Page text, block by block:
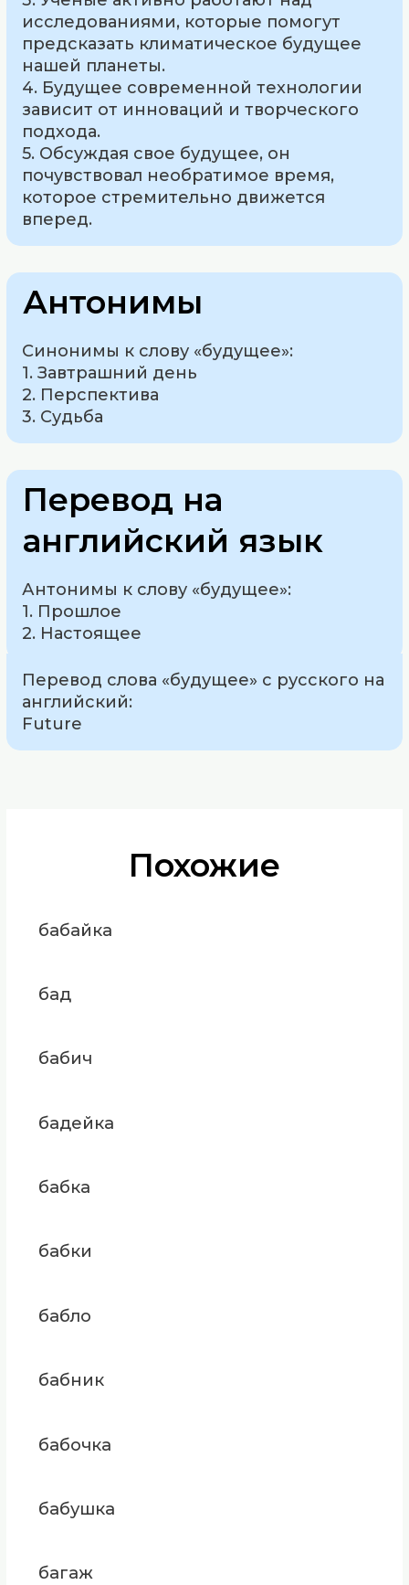
исследованиями, которые помогут
предсказать климатическое будущее
нашей планеты.
4. Будущее современной технологии
зависит от инноваций и творческого
подхода.
5. Обсуждая свое будущее, он
почувствовал необратимое время,
которое стремительно движется
вперед.
Антонимы
Синонимы к слову «будущее»:
1. Завтрашний день
2. Перспектива
3. Судьба
Перевод на
английский язык
Антонимы к слову «будущее»:
1. Прошлое
2. Настоящее
Перевод слова «будущее» с русского на
английский:
Future
Похожие
бабайка
бад
бабич
бадейка
бабка
бабки
бабло
бабник
бабочка
бабушка
багаж